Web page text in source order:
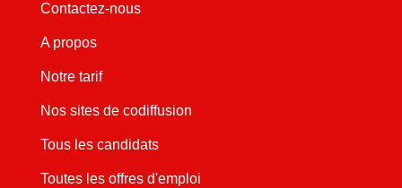
Contactez-nous
A propos
Notre tarif
Nos sites de codiffusion
Tous les candidats
Toutes les offres d'emploi